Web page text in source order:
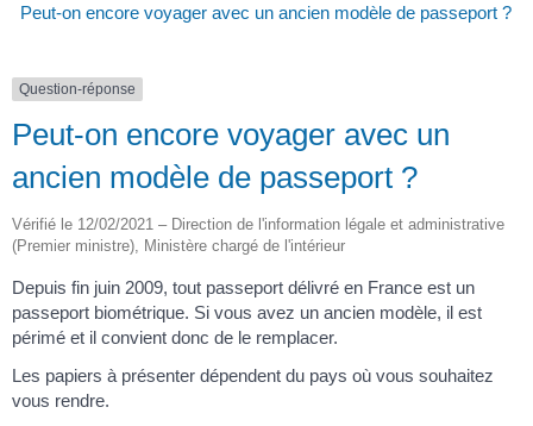
Peut-on encore voyager avec un ancien modèle de passeport ?
Question-réponse
Peut-on encore voyager avec un
ancien modèle de passeport ?
Vérifié le 12/02/2021 – Direction de l'information légale et administrative
(Premier ministre), Ministère chargé de l'intérieur
Depuis fin juin 2009, tout passeport délivré en France est un
passeport biométrique. Si vous avez un ancien modèle, il est
périmé et il convient donc de le remplacer.
Les papiers à présenter dépendent du pays où vous souhaitez
vous rendre.